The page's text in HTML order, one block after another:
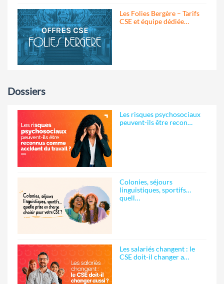
Les Folies Bergère – Tarifs
CSE et équipe dédiée…
Dossiers
Les risques psychosociaux
peuvent-ils être recon…
Colonies, séjours
linguistiques, sportifs…
quell…
Les salariés changent : le
CSE doit-il changer a…